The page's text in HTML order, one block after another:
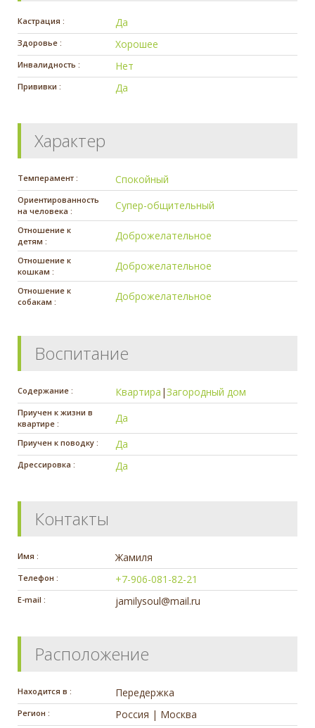
Кастрация : Да
Здоровье : Хорошее
Инвалидность : Нет
Прививки : Да
Характер
Темперамент : Спокойный
Ориентированность
на человека :
Супер-общительный
Отношение к
детям :
Доброжелательное
Отношение к
кошкам :
Доброжелательное
Отношение к
собакам :
Доброжелательное
Воспитание
Содержание : Квартира |Загородный дом
Приучен к жизни в
квартире :
Да
Приучен к поводку : Да
Дрессировка : Да
Контакты
Имя : Жамиля
Телефон : +7-906-081-82-21
E-mail : jamilysoul@mail.ru
Расположение
Находится в : Передержка
Регион : Россия | Москва